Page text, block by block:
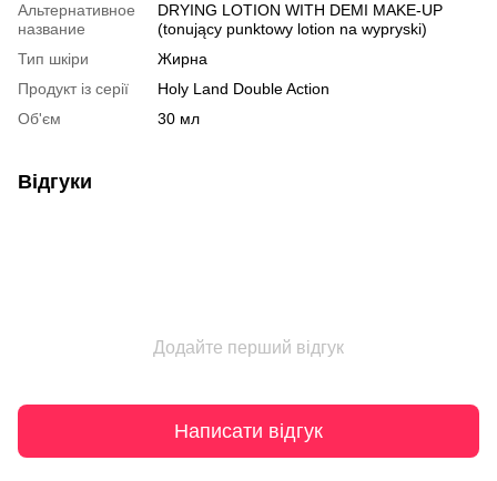
Альтернативное
название
DRYING LOTION WITH DEMI MAKE-UP
(tonujący punktowy lotion na wypryski)
Тип шкіри
Жирна
Продукт із серії
Holy Land Double Action
Об'єм
30 мл
Відгуки
Додайте перший відгук
Написати відгук